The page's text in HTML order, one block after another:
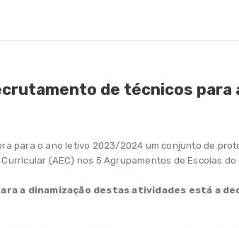
de técnicos para
para o ano letivo 2023/2024 um conjunto de
(AEC) nos 5 Agrupamentos de Escolas do
a dinamização destas atividades está a